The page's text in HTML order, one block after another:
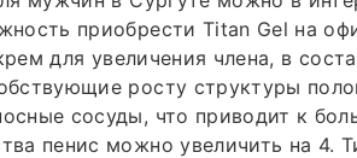
приобрести Titan Gel на
для увеличения члена, в
росту структуры
сосуды, что приводит к
пенис можно увеличить на 4.